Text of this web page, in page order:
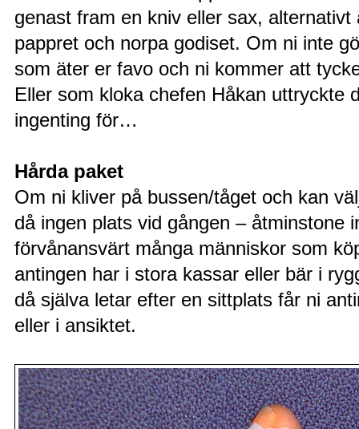
genast fram en kniv eller sax,
pappret och norpa godiset. Om ni inte
som äter er favo och ni kommer att
Eller som kloka chefen Håkan uttryckte
ingenting för…
Hårda paket
Om ni kliver på bussen/tåget och kan
då ingen plats vid gången – åtminstone
förvånansvärt många människor som
antingen har i stora kassar eller bär i
då själva letar efter en sittplats får ni
eller i ansiktet.